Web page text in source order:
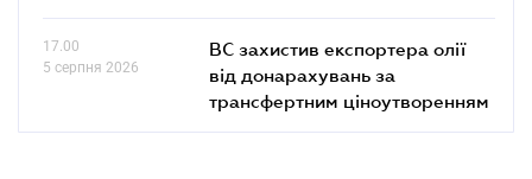
17.00
5 серпня 2026
ВС захистив експортера олії
від донарахувань за
трансфертним ціноутворенням